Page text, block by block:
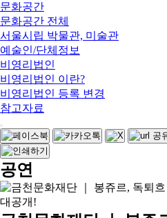
문화공간
문화공간 전체
서울시립 박물관, 미술관
예술인/단체정보
비영리법인
비영리법인 이란?
비영리법인 등록 변경
참고자료
공연